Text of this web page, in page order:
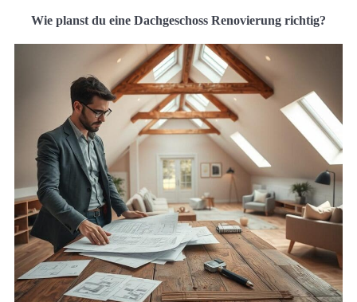
Wie planst du eine Dachgeschoss Renovierung richtig?